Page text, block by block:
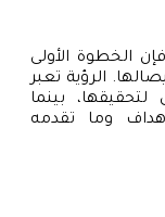
الخطوة الأولى
الرؤية تعبر
بينما
وما تقدمه